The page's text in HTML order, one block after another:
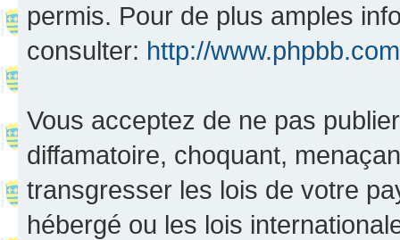
permis. Pour de plus amples
consulter: http://
Vous acceptez de ne pas
diffamatoire, choquant,
transgresser les lois de votre
hébergé ou les lois